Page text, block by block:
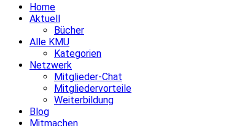
Home
Aktuell
Bücher
Alle KMU
Kategorien
Netzwerk
Mitglieder-Chat
Mitgliedervorteile
Weiterbildung
Blog
Mitmachen